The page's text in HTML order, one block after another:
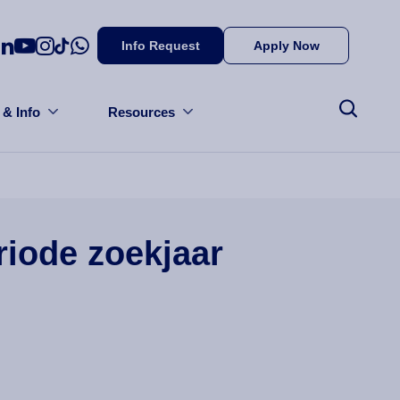
Info Request Apply Now
Info Resources
zoekjaar